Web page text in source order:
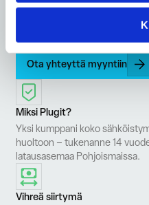
Ensikonsultaatiosta täysin
latauskokonaisuuteen. Ota
Ota yhteyttä myyntiin
Miksi Plugit?
Yksi kumppani koko
huoltoon – tukenanne 14
latausasemaa Pohjoismaissa.
Vihreä siirtymä